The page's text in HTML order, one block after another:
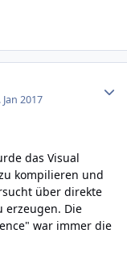
Jan 2017
das Visual
kompilieren und
über direkte
erzeugen. Die
war immer die